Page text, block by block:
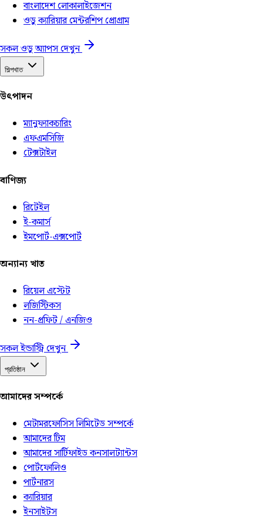
বাংলাদেশ লোকালাইজেশন
ওডু ক্যারিয়ার মেন্টরশিপ প্রোগ্রাম
সকল ওডু অ্যাপস দেখুন
শিল্পখাত
উৎপাদন
ম্যানুফ্যাকচারিং
এফএমসিজি
টেক্সটাইল
বাণিজ্য
রিটেইল
ই-কমার্স
ইমপোর্ট-এক্সপোর্ট
অন্যান্য খাত
রিয়েল এস্টেট
লজিস্টিকস
নন-প্রফিট / এনজিও
সকল ইন্ডাস্ট্রি দেখুন
প্রতিষ্ঠান
আমাদের সম্পর্কে
মেটামরফোসিস লিমিটেড সম্পর্কে
আমাদের টিম
আমাদের সার্টিফাইড কনসালট্যান্টস
পোর্টফোলিও
পার্টনারস
ক্যারিয়ার
ইনসাইটস